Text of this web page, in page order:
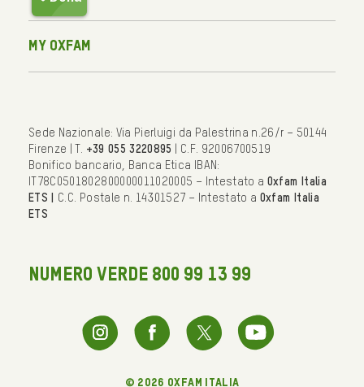
My Oxfam
Sede Nazionale: Via Pierluigi da Palestrina n.26/r – 50144
Firenze | T. +39 055 3220895
| C.F. 92006700519
Bonifico bancario, Banca Etica IBAN:
IT78C0501802800000011020005 – Intestato a Oxfam Italia
ETS | C.C. Postale n. 14301527 – Intestato a Oxfam Italia
ETS
NUMERO VERDE 800 99 13 99
© 2026 oxfam italia